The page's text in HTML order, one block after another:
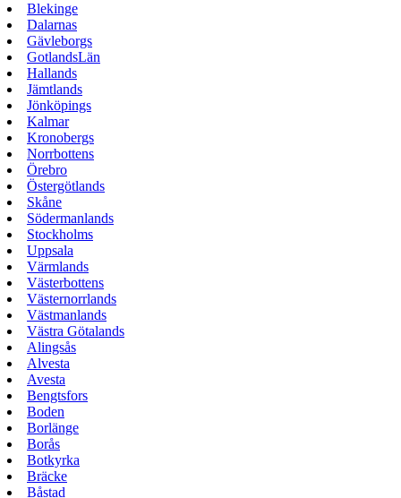
Blekinge
Dalarnas
Gävleborgs
GotlandsLän
Hallands
Jämtlands
Jönköpings
Kalmar
Kronobergs
Norrbottens
Örebro
Östergötlands
Skåne
Södermanlands
Stockholms
Uppsala
Värmlands
Västerbottens
Västernorrlands
Västmanlands
Västra Götalands
Alingsås
Alvesta
Avesta
Bengtsfors
Boden
Borlänge
Borås
Botkyrka
Bräcke
Båstad